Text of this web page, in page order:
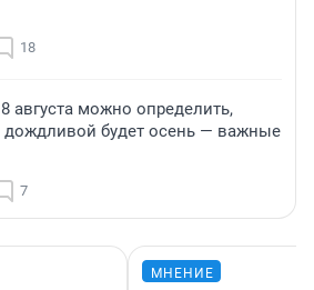
18
августа можно определить,
дождливой будет осень — важные
7
МНЕНИЕ